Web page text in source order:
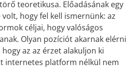
teoretikusa. Előadásának egy
hogy fel kell ismernünk: az
céljai, hogy valóságos
Olyan pozíciót akarnak elérni
az az érzet alakuljon ki
internetes platform nélkül nem